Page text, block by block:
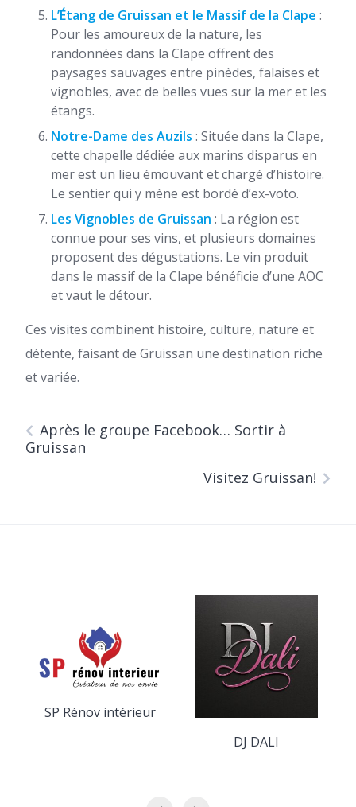
L’Étang de Gruissan et le Massif de la Clape :
Pour les amoureux de la nature, les
randonnées dans la Clape offrent des
paysages sauvages entre pinèdes, falaises et
vignobles, avec de belles vues sur la mer et les
étangs.
Notre-Dame des Auzils : Située dans la Clape,
cette chapelle dédiée aux marins disparus en
mer est un lieu émouvant et chargé d’histoire.
Le sentier qui y mène est bordé d’ex-voto.
Les Vignobles de Gruissan : La région est
connue pour ses vins, et plusieurs domaines
proposent des dégustations. Le vin produit
dans le massif de la Clape bénéficie d’une AOC
et vaut le détour.
Ces visites combinent histoire, culture, nature et
détente, faisant de Gruissan une destination riche
et variée.
Après le groupe Facebook… Sortir à
Gruissan
Visitez Gruissan!
SP Rénov intérieur
DJ DALI